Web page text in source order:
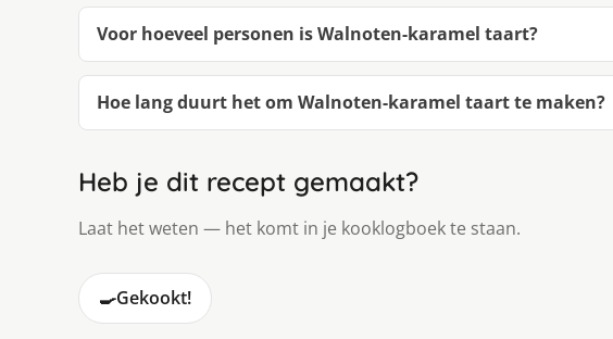
Voor hoeveel personen is Walnoten-karamel taart?
Hoe lang duurt het om Walnoten-karamel taart te maken?
Heb je dit recept gemaakt?
Laat het weten — het komt in je kooklogboek te staan.
🍳Gekookt!